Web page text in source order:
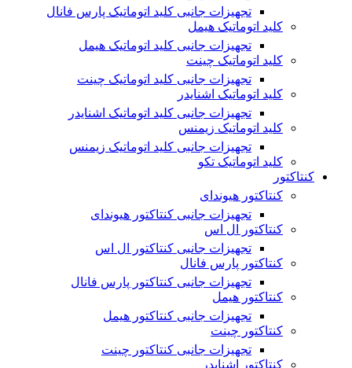
تجهیزات جانبی کلید اتوماتیک پارس فانال
کلید اتوماتیک هیمل
تجهیزات جانبی کلید اتوماتیک هیمل
کلید اتوماتیک چینت
تجهیزات جانبی کلید اتوماتیک چینت
کلید اتوماتیک اشنایدر
تجهیزات جانبی کلید اتوماتیک اشنایدر
کلید اتوماتیک زیمنس
تجهیزات جانبی کلید اتوماتیک زیمنس
کلید اتوماتیک تکو
کنتاکتور
کنتاکتور هیوندای
تجهیزات جانبی کنتاکتور هیوندای
کنتاکتور ال اس
تجهیزات جانبی کنتاکتور ال اس
کنتاکتور پارس فانال
تجهیزات جانبی کنتاکتور پارس فانال
کنتاکتور هیمل
تجهیزات جانبی کنتاکتور هیمل
کنتاکتور چینت
تجهیزات جانبی کنتاکتور چینت
کنتاکتور اشنایدر